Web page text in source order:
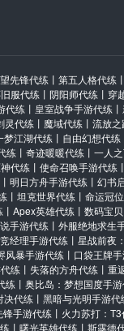
先锋代练 丨 第五人格代练 丨
服代练 丨 阴阳师代练 丨 穿
代练 丨 皇室战争手游代练 丨
灵代练 丨 魔域代练 丨 流放之
梦江湖代练 丨 自由幻想代练
练 丨 奇迹暖暖代练 丨 一人
代练 丨 使命召唤手游代练 丨
丨 明日方舟手游代练 丨 幻书
丨 坦克世界代练 丨 命运冠
丨 Apex英雄代练 丨 数码宝
手游代练 丨 外服绝地求生
经理手游代练 丨 星战前夜
风暴手游代练 丨 口袋王牌
练 丨 失落的方舟代练 丨 重
练 丨 奥比岛：梦想国度手
决代练 丨 黑暗与光明手游代
锋手游代练 丨 火力苏打：T3
丨 曙光英雄代练 丨 斯露德